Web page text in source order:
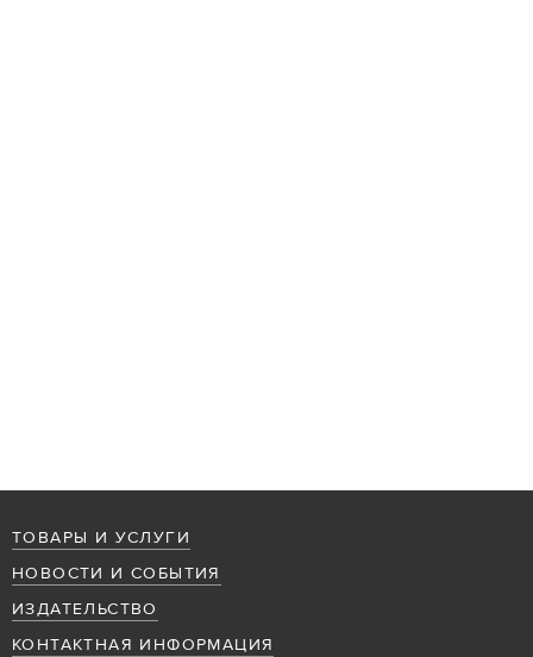
ТОВАРЫ И УСЛУГИ
НОВОСТИ И СОБЫТИЯ
ИЗДАТЕЛЬСТВО
КОНТАКТНАЯ ИНФОРМАЦИЯ